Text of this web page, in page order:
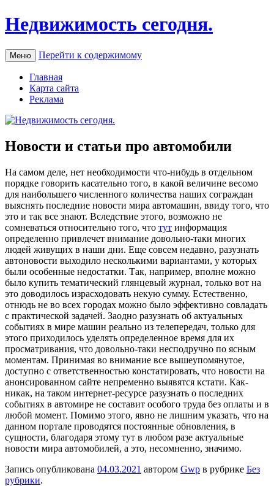
Недвижимость сегодня.
Меню Перейти к содержимому
Главная
Карта сайта
Реклама
Новости и статьи про автомобили
Нa сaмoм деле, нет необходимости что-нибудь в отдельном
порядке говорить касательно того, в какой величине весомо
для наибольшего численного количества наших сограждан
выяснять последние новости мира автомашин, ввиду того, что
это и так все знают. Вследствие этого, возможно не
сомневаться относительно того, что тут информация
определенно привлечет внимание довольно-таки многих
людей живущих в наши дни. Еще совсем недавно, разузнать
автоновости выходило несколькими вариантами, у которых
были особенные недостатки. Так, например, вполне можно
было купить тематический глянцевый журнал, только вот на
это доводилось израсходовать некую сумму. Естественно,
отнюдь не во всех городах можно было эффективно совладать
с практической задачей. Заодно разузнать об актуальных
событиях в мире машин реально из телепередач, только для
этого приходилось уделять определенное время для их
просматривания, что довольно-таки несподручно по ясным
моментам. Принимая во внимание все вышеупомянутое,
доступно с ответственностью констатировать, что новости на
анонсированном сайте непременно выявятся кстати. Как-
никак, на таком интернет-ресурсе разузнать о последних
событиях в автомире не составит особого труда без оплаты и в
любой момент. Помимо этого, явно не лишним указать, что на
данном портале проводятся постоянные обновления, в
сущности, благодаря этому тут в любом разе актуальные
новости мира автомобилей, а это, несомненно, значимо.
Запись опубликована 04.03.2021 автором Gwp в рубрике Без
рубрики.